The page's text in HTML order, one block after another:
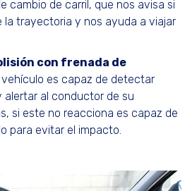
cambio de carril, que nos avisa si
la trayectoria y nos ayuda a viajar
con frenada de
vehículo es capaz de detectar
alertar al conductor de su
si este no reacciona es capaz de
para evitar el impacto.